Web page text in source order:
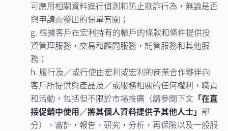
可應用相關資料進行偵測和防止欺詐行為，無論是否
與申請而發出的保單有關；
g. 根據客戶在宏利持有的帳戶的條款和條件提供投
資管理服務，交易和顧問服務，託管服務和其他服
務；
h. 履行及／或行使由宏利或宏利的商業合作夥伴向
客戶所提供與產品及／或服務相關的任何權利，職責
和活動，包括但不限於市場推廣（請參閱下文 「在直
接促銷中使用／將其個人資料提供予其他人士」 部
分），審計，報告，研究，分析，再保險以及一般服